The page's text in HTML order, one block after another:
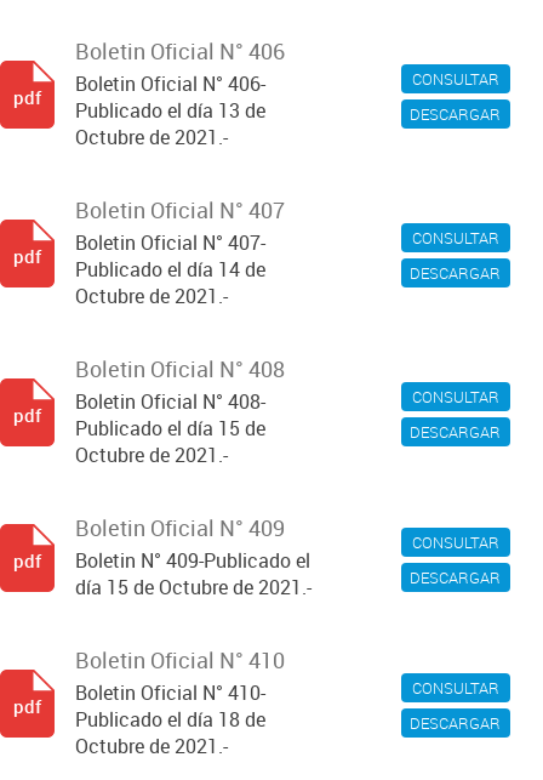
CONSULTAR
DESCARGAR
Boletin Oficial N° 406
Boletin Oficial N° 406-
Publicado el día 13 de
Octubre de 2021.-
pdf
CONSULTAR
DESCARGAR
Boletin Oficial N° 407
Boletin Oficial N° 407-
Publicado el día 14 de
Octubre de 2021.-
pdf
CONSULTAR
DESCARGAR
Boletin Oficial N° 408
Boletin Oficial N° 408-
Publicado el día 15 de
Octubre de 2021.-
pdf
CONSULTAR
DESCARGAR
Boletin Oficial N° 409
Boletin N° 409-Publicado el
día 15 de Octubre de 2021.-
pdf
CONSULTAR
DESCARGAR
Boletin Oficial N° 410
Boletin Oficial N° 410-
Publicado el día 18 de
Octubre de 2021.-
pdf